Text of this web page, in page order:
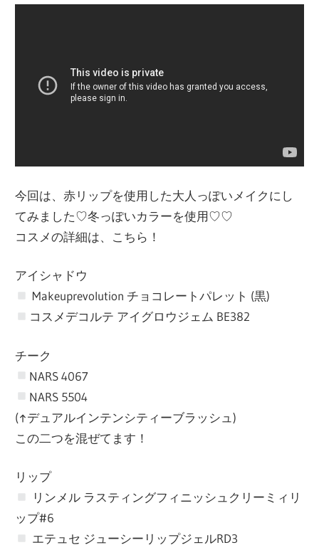
今回は、赤リップを使用した大人っぽいメイクにし
てみました♡冬っぽいカラーを使用♡♡
コスメの詳細は、こちら！
アイシャドウ
Makeuprevolution チョコレートパレット (黒)
コスメデコルテ アイグロウジェム BE382
チーク
NARS 4067
NARS 5504
(↑デュアルインテンシティーブラッシュ)
この二つを混ぜてます！
リップ
リンメル ラスティングフィニッシュクリーミィリ
ップ#6
エテュセ ジューシーリップジェルRD3